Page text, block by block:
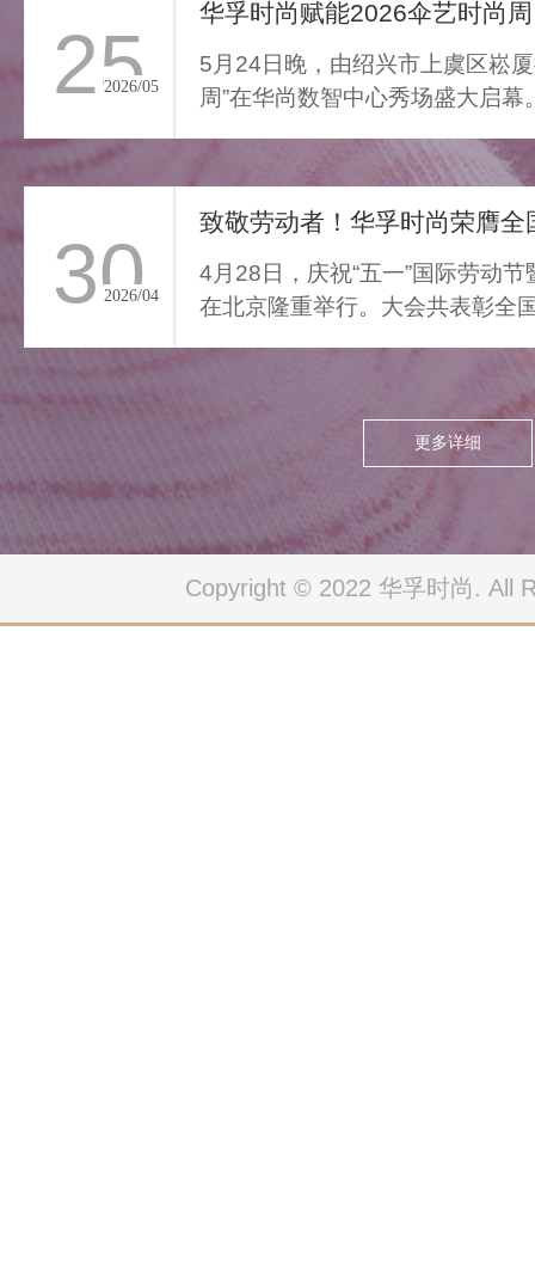
家门，我们亟需“能裹住情
绪”的柔色。家居服将“家的温
柔结界”缝进每寸面料，无需
逃离，换上这身柔雾，便能
让外界紧绷沉进居家软意，
呼吸慢下来，让家成为接住
所有情绪的栖居地。
25
2026/05
华孚时尚赋能2026伞艺时尚
5月24日晚，由绍兴市上虞区崧
周”在华尚数智中心秀场盛大启幕
30
2026/04
致敬劳动者！华孚时尚荣膺
4月28日，庆祝“五一”国际劳动
在北京隆重举行。大会共表彰全
更多详细
Copyright © 2022 华孚时尚. All